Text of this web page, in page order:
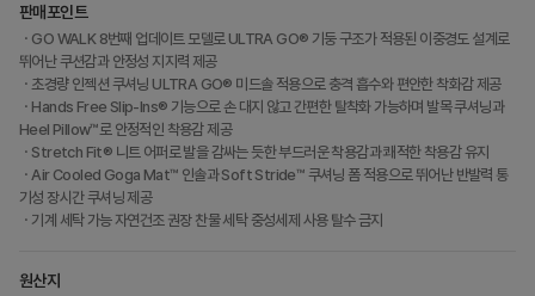
판매포인트
ㆍGO WALK 8번째 업데이트 모델로 ULTRA GO® 기둥 구조가 적용된 이중경도 설계로
뛰어난 쿠션감과 안정성 지지력 제공
ㆍ초경량 인젝션 쿠셔닝 ULTRA GO® 미드솔 적용으로 충격 흡수와 편안한 착화감 제공
ㆍHands Free Slip-Ins® 기능으로 손 대지 않고 간편한 탈착화 가능하며 발목 쿠셔닝과
Heel Pillow™로 안정적인 착용감 제공
ㆍStretch Fit® 니트 어퍼로 발을 감싸는 듯한 부드러운 착용감과 쾌적한 착용감 유지
ㆍAir Cooled Goga Mat™ 인솔과 Soft Stride™ 쿠셔닝 폼 적용으로 뛰어난 반발력 통
기성 장시간 쿠셔닝 제공
ㆍ기계 세탁 가능 자연건조 권장 찬물 세탁 중성세제 사용 탈수 금지
원산지